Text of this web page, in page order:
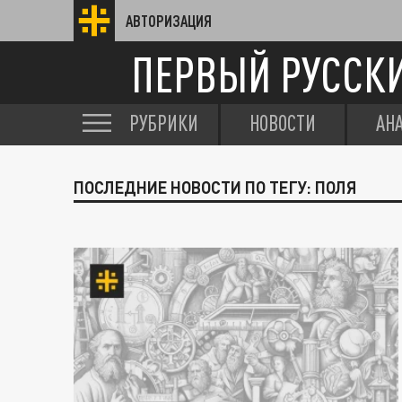
АВТОРИЗАЦИЯ
ПЕРВЫЙ
РУБРИКИ НОВОСТИ
ПОСЛЕДНИЕ НОВОСТИ ПО ТЕГУ: ПОЛЯ